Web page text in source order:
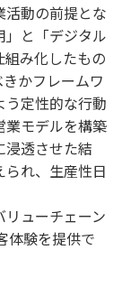
活動の前提とな
」と「デジタル
み化したもの
かフレームワ
定性的な行動
モデルを構築
浸透させた結
れ、生産性日
ューチェーン
体験を提供で